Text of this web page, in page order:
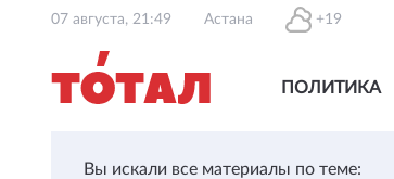
07 августа, 21:49 Астана +19
ПОЛИТИКА
Вы искали все материалы по теме: